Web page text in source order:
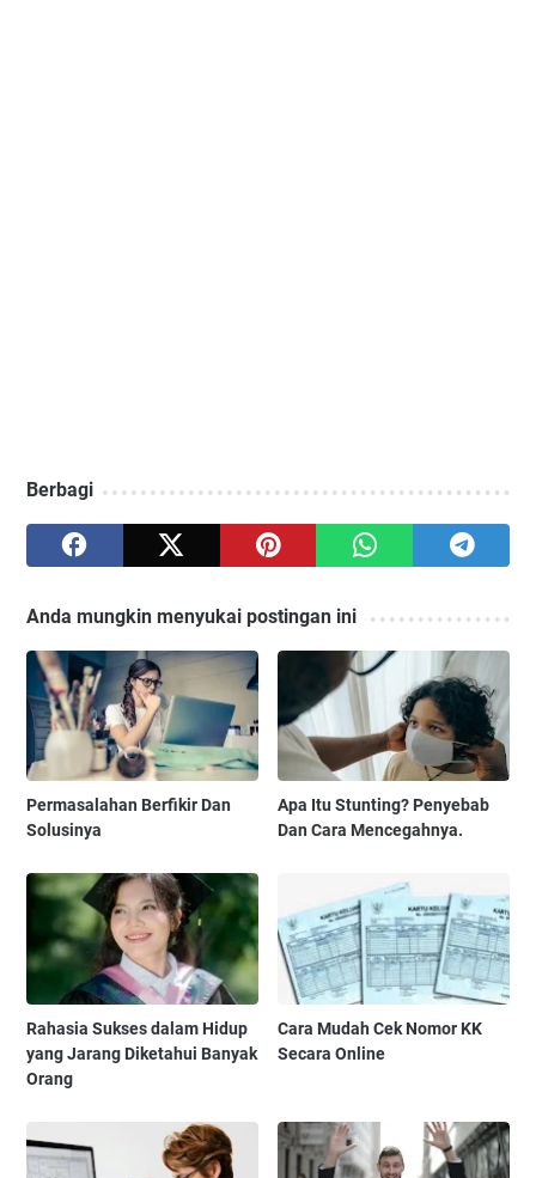
Berbagi
Anda mungkin menyukai postingan ini
Permasalahan Berfikir Dan
Solusinya
Apa Itu Stunting? Penyebab
Dan Cara Mencegahnya.
Rahasia Sukses dalam Hidup
yang Jarang Diketahui Banyak
Orang
Cara Mudah Cek Nomor KK
Secara Online